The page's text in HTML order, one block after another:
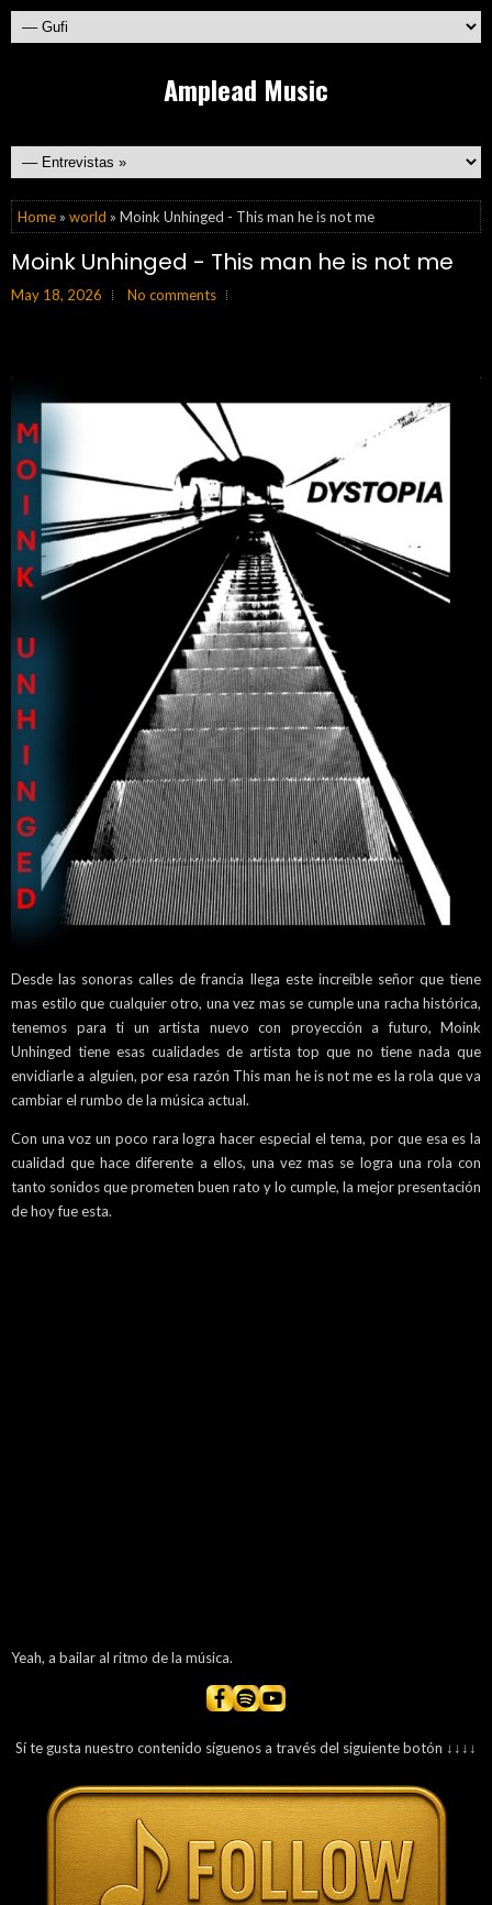
Amplead Music
Home » world » Moink Unhinged - This man he is not me
Moink Unhinged - This man he is not me
May 18, 2026 No comments
Desde las sonoras calles de francia llega este increíble señor que tiene
mas estilo que cualquier otro, una vez mas se cumple una racha histórica,
tenemos para ti un artista nuevo con proyección a futuro, Moink
Unhinged tiene esas cualidades de artista top que no tiene nada que
envidiarle a alguien, por esa razón This man he is not me es la rola que va
cambiar el rumbo de la música actual.
Con una voz un poco rara logra hacer especial el tema, por que esa es la
cualidad que hace diferente a ellos, una vez mas se logra una rola con
tanto sonidos que prometen buen rato y lo cumple, la mejor presentación
de hoy fue esta.
Yeah, a bailar al ritmo de la música.
Sí te gusta nuestro contenido síguenos a través del siguiente botón ↓↓↓↓